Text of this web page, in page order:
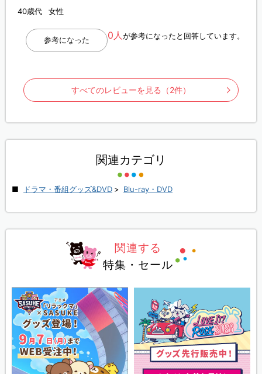
40歳代 女性
0人 が参考になったと回答しています。
参考になった
すべてのレビューを見る（2件）
関連カテゴリ
ドラマ・番組グッズ&DVD > Blu-ray・DVD
関連する
特集・セール